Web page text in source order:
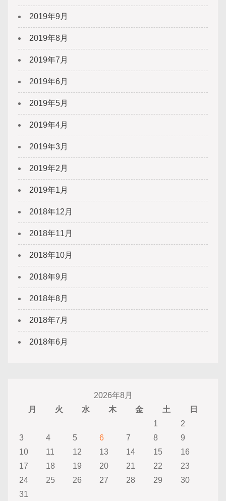
2019年9月
2019年8月
2019年7月
2019年6月
2019年5月
2019年4月
2019年3月
2019年2月
2019年1月
2018年12月
2018年11月
2018年10月
2018年9月
2018年8月
2018年7月
2018年6月
2026年8月
月
火 水 木 金 土
日
1
2
3
4 5 6 7 8
9
10
11 12 13 14 15
16
17
18 19 20 21 22
23
24
25 26 27 28 29
30
31